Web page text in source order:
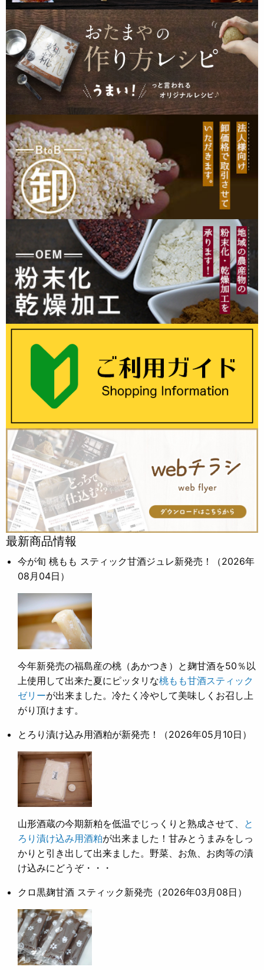
最新商品情報
今が旬 桃もも スティック甘酒ジュレ新発売！
（2026年
08月04日）
今年新発売の福島産の桃（あかつき）と麹甘酒を50％以
上使用して出来た夏にピッタリな桃もも甘酒スティック
ゼリーが出来ました。冷たく冷やして美味しくお召し上
がり頂けます。
とろり漬け込み用酒粕が新発売！ （2026年05月10日）
山形酒蔵の今期新粕を低温でじっくりと熟成させて、 と
ろり漬け込み用酒粕が出来ました！甘みとうまみをしっ
かりと引き出して出来ました。野菜、お魚、お肉等の漬
け込みにどうぞ・・・
クロ黒麹甘酒 スティック新発売 （2026年03月08日）